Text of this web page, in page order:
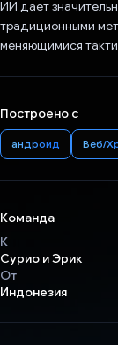
ИИ дает
традиционными
меняющимися
Построено с
андроид Веб/
Команда
К
Сурио и Эрик
От
Индонезия